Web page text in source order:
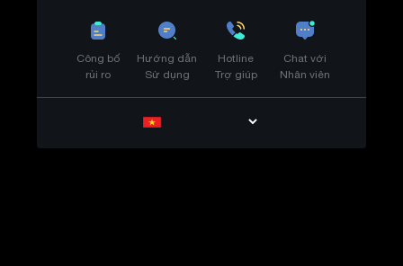
Công bố
rủi ro
Hướng dẫn
Sử dụng
Hotline
Trợ giúp
Chat với
Nhân viên